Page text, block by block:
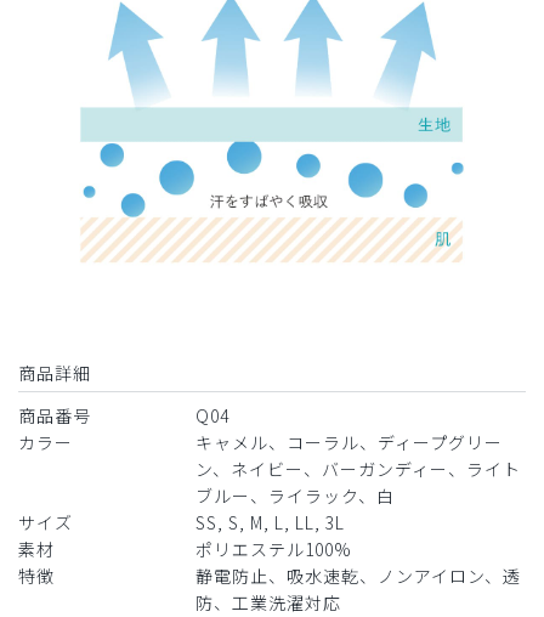
役に立った
​1 ​2
商品詳細
商品番号
Q04
カラー
キャメル、コーラル、ディープグリー
ン、ネイビー、バーガンディー、ライト
ブルー、ライラック、白
サイズ
SS, S, M, L, LL, 3L
素材
ポリエステル100%
特徴
静電防止、吸水速乾、ノンアイロン、透
防、工業洗濯対応